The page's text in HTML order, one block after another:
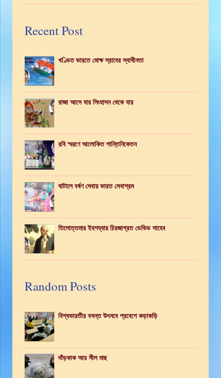
Recent Post
খণ্ডিত ভারতে মোক্ষ স্রাবের স্বাধীনতা
রাজা আসে যায় সিংহাসন থেকে যায়
রবি স্মরণে আলোকিত শান্তিনিকেতন
ঘাটালে বর্ষণ সেবায় ভারত সেবাশ্রম
তিলোত্তমার ইহশয্যায় চিরজাগ্রত ডেভিড সাহেব
Random Posts
বিশ্বভারতীর বসন্ত উৎসবে প্রবেশে কড়াকড়ি
দাঁড়কাক আর সীল মাছ